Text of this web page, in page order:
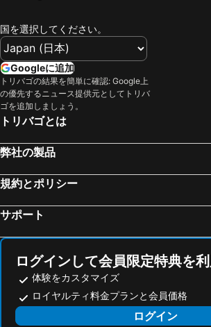
仙台サン
銀山温泉
弘前公園
白神山地
小岩井農場まきば園
十和田湖畔温泉
秋田空港
乳頭温泉郷 休暇村
新庄駅
八戸市公会堂
乳頭温泉郷 妙乃湯
青森市スポ
楽天koboスタジアム宮城
青森産業会
瀬波温泉
盛岡城跡公園
いわて花巻
弘前市民会館
国を選択してください。
Googleに追加
トリバゴの結果を簡単に確認: Google上
の優先するニュース提供元としてトリバ
ゴを追加しましょう。
トリバゴとは
弊社の製品
規約とポリシー
サポート
ログインして会員限定特典を
体験をカスタマイズ
ロイヤルティ料金プランと会員価格
ログイン